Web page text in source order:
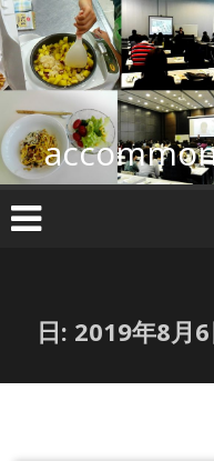
コ
ン
テ
ン
ツ
へ
ス
キ
ッ
日: 2019年8月6